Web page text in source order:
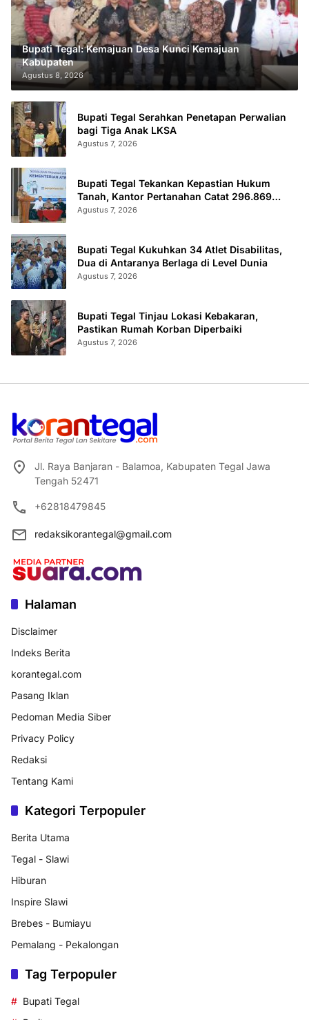
Bupati Tegal: Kemajuan Desa Kunci Kemajuan
Kabupaten
Agustus 8, 2026
Bupati Tegal Serahkan Penetapan Perwalian
bagi Tiga Anak LKSA
Agustus 7, 2026
Bupati Tegal Tekankan Kepastian Hukum
Tanah, Kantor Pertanahan Catat 296.869
Sertifikat Terbit
Agustus 7, 2026
Bupati Tegal Kukuhkan 34 Atlet Disabilitas,
Dua di Antaranya Berlaga di Level Dunia
Agustus 7, 2026
Bupati Tegal Tinjau Lokasi Kebakaran,
Pastikan Rumah Korban Diperbaiki
Agustus 7, 2026
Jl. Raya Banjaran - Balamoa, Kabupaten Tegal Jawa
Tengah 52471
+62818479845
redaksikorantegal@gmail.com
Halaman
Disclaimer
Indeks Berita
korantegal.com
Pasang Iklan
Pedoman Media Siber
Privacy Policy
Redaksi
Tentang Kami
Kategori Terpopuler
Berita Utama
Tegal - Slawi
Hiburan
Inspire Slawi
Brebes - Bumiayu
Pemalang - Pekalongan
Tag Terpopuler
Bupati Tegal